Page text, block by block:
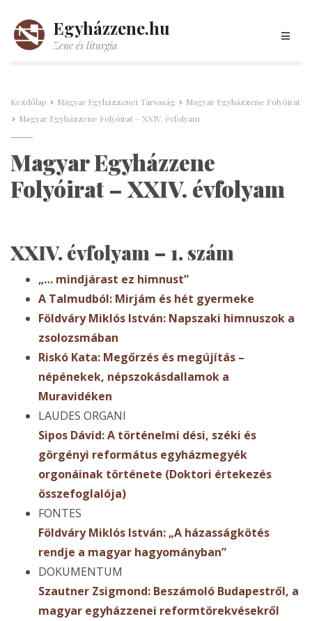
Egyházzene.hu
Zene és liturgia
Kezdőlap Magyar Egyházzenei Társaság
Magyar Egyházzene Folyóirat
Magyar Egyházzene Folyóirat – XXIV. évfolyam
Magyar Egyházzene
Folyóirat – XXIV. évfolyam
XXIV. évfolyam – 1. szám
„… mindjárast ez himnust”
A Talmudból: Mirjám és hét gyermeke
Földváry Miklós István: Napszaki himnuszok a
zsolozsmában
Riskó Kata: Megőrzés és megújítás –
népénekek, népszokásdallamok a
Muravidéken
LAUDES ORGANI
Sipos Dávid: A történelmi dési, széki és
görgényi református egyházmegyék
orgonáinak története (Doktori értekezés
összefoglalója)
FONTES
Földváry Miklós István: „A házasságkötés
rendje a magyar hagyományban”
DOKUMENTUM
Szautner Zsigmond: Beszámoló Budapestről, a
magyar egyházzenei reformtörekvésekről